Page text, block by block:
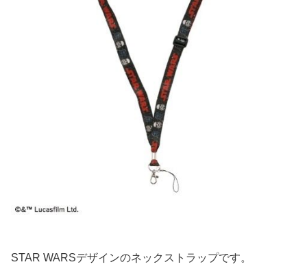
STAR WARSデザインのネックストラップです。